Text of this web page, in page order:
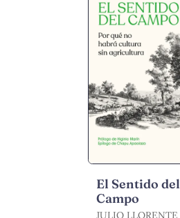
El Sentido del
Campo
JULIO LLORENTE